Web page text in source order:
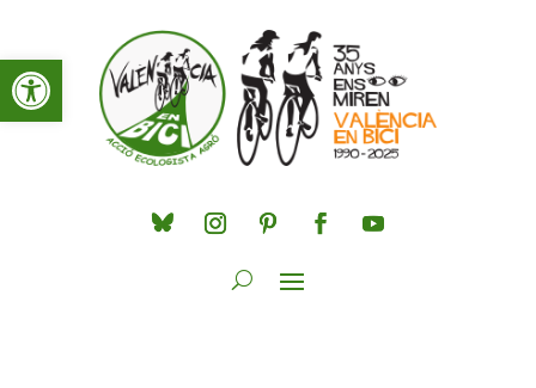
Obre la barra d'eines